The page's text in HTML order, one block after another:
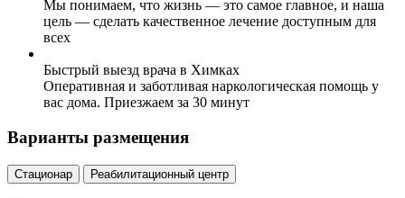
Мы понимаем, что жизнь — это самое главное, и наша
цель — сделать качественное лечение доступным для
всех
Быстрый выезд врача в Химках
Оперативная и заботливая наркологическая помощь у
вас дома. Приезжаем за 30 минут
Варианты размещения
Стационар Реабилитационный центр